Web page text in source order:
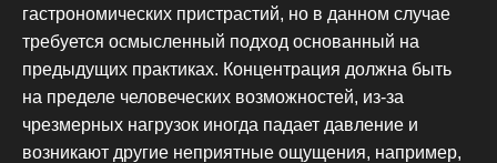
гастрономических пристрастий, но в данном случае
требуется осмысленный подход основанный на
предыдущих практиках. Концентрация должна быть
на пределе человеческих возможностей, из-за
чрезмерных нагрузок иногда падает давление и
возникают другие неприятные ощущения, например,